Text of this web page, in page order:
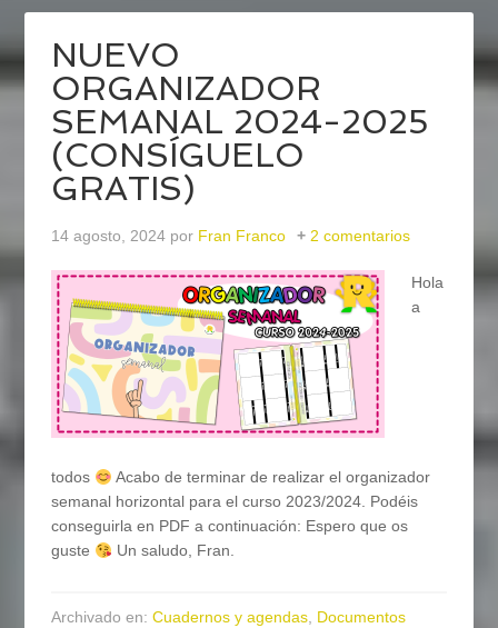
NUEVO
ORGANIZADOR
SEMANAL 2024-2025
(CONSÍGUELO
GRATIS)
14 agosto, 2024 por Fran Franco 2 comentarios
Hola
a
todos
Acabo de terminar de realizar el organizador
semanal horizontal para el curso 2023/2024. Podéis
conseguirla en PDF a continuación: Espero que os
guste
Un saludo, Fran.
Archivado en:Cuadernos y agendas, Documentos